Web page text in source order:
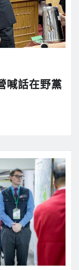
喊話在野黨